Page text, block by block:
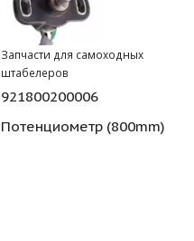
Запчасти для самоходных
штабелеров
921800200006
Потенциометр (800mm)